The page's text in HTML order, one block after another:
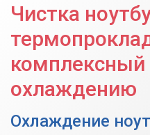
Чистка
комплексный
охлаждению
Охлаждение